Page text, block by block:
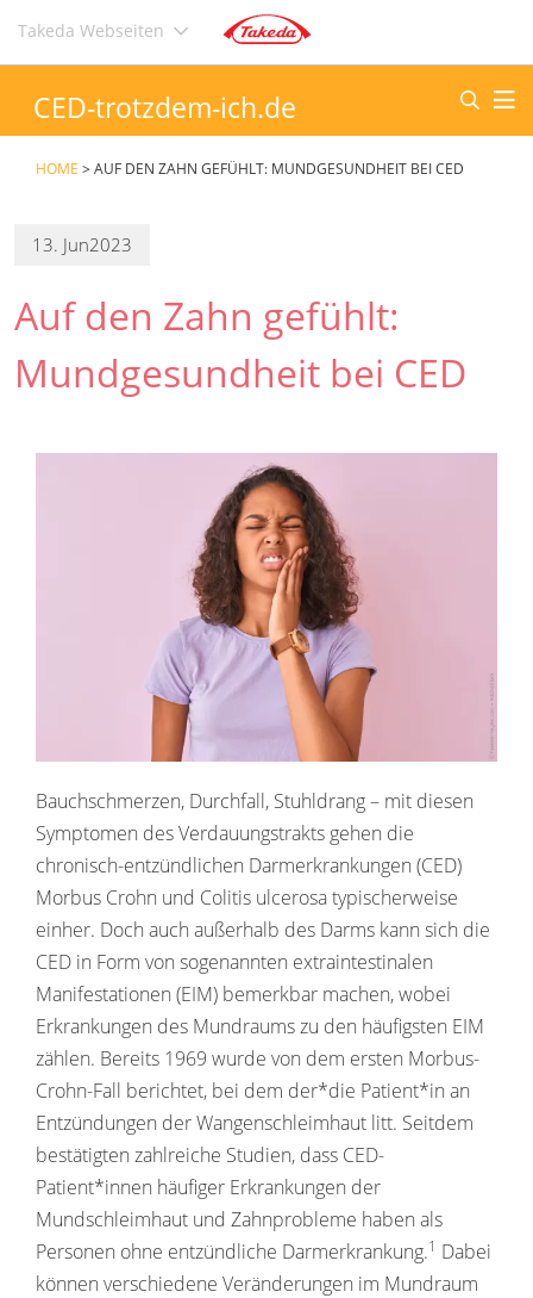
Direkt
Takeda Webseiten
CED-trotzdem-ich.de
HOME >AUF DEN ZAHN GEFÜHLT: MUNDGESUNDHEIT BEI CED
13. Jun2023
Auf den Zahn gefühlt:
Mundgesundheit bei CED
Bauchschmerzen, Durchfall, Stuhldrang – mit diesen
Symptomen des Verdauungstrakts gehen die
chronisch-entzündlichen Darmerkrankungen (CED)
Morbus Crohn und Colitis ulcerosa typischerweise
einher. Doch auch außerhalb des Darms kann sich die
CED in Form von sogenannten extraintestinalen
Manifestationen (EIM) bemerkbar machen, wobei
Erkrankungen des Mundraums zu den häufigsten EIM
zählen. Bereits 1969 wurde von dem ersten Morbus-
Crohn-Fall berichtet, bei dem der*die Patient*in an
Entzündungen der Wangenschleimhaut litt. Seitdem
bestätigten zahlreiche Studien, dass CED-
Patient*innen häufiger Erkrankungen der
Mundschleimhaut und Zahnprobleme haben als
Personen ohne entzündliche Darmerkrankung.1 Dabei
können verschiedene Veränderungen im Mundraum